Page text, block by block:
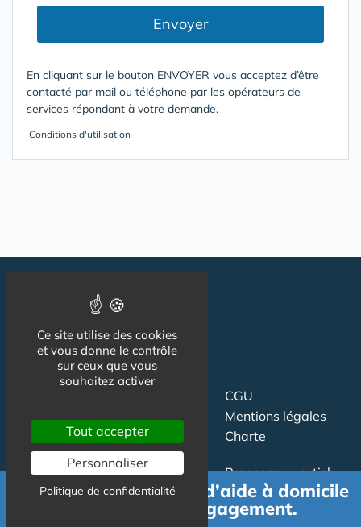
Envoyer
En cliquant sur le bouton ENVOYER vous acceptez d’être
contacté par mail ou téléphone par les opérateurs de
services répondant à votre demande.
Conditions d'utilisation
CGU
Mentions légales
Charte
Contact
Newsletter
Proposer un article
Relation presse
Demande de devis d’aide à domicile
gratuit et sans engagement.
Ce site utilise des cookies
et vous donne le contrôle
sur ceux que vous
souhaitez activer
Tout accepter
Personnaliser
Politique de confidentialité